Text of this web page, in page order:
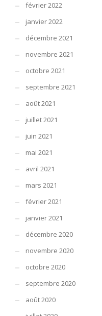
février 2022
janvier 2022
décembre 2021
novembre 2021
octobre 2021
septembre 2021
août 2021
juillet 2021
juin 2021
mai 2021
avril 2021
mars 2021
février 2021
janvier 2021
décembre 2020
novembre 2020
octobre 2020
septembre 2020
août 2020